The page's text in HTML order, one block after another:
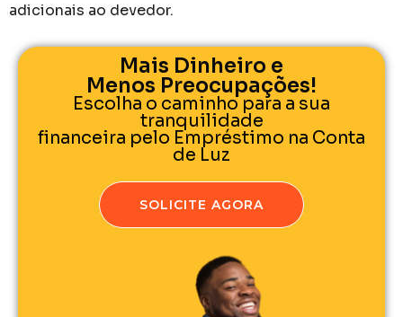
adicionais ao devedor.
Mais Dinheiro e
Menos Preocupações!
Escolha o caminho para a sua
tranquilidade
financeira pelo Empréstimo na Conta
de Luz
SOLICITE AGORA